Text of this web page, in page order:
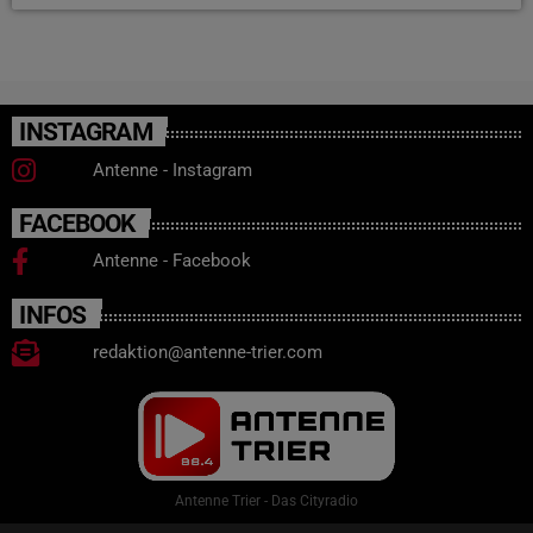
INSTAGRAM
Antenne - Instagram
FACEBOOK
Antenne - Facebook
INFOS
redaktion@antenne-trier.com
Antenne Trier - Das Cityradio